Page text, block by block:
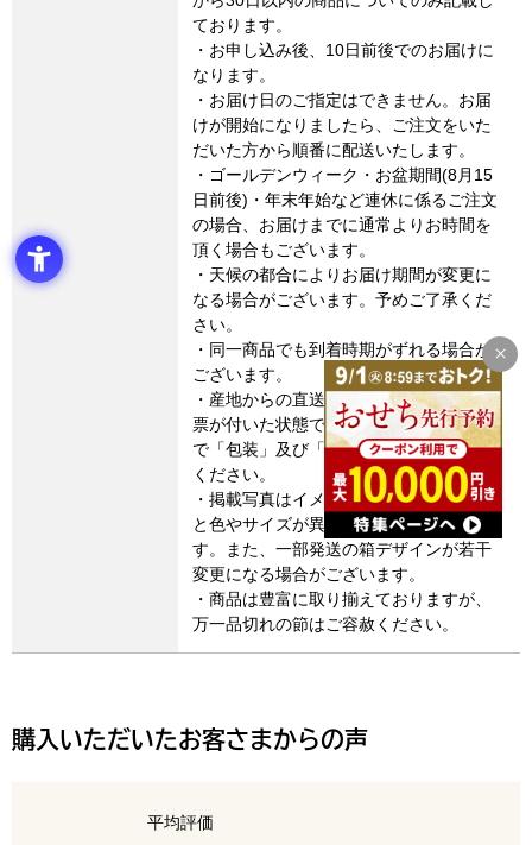
ております。
・お申し込み後、10日前後でのお届けに
なります。
・お届け日のご指定はできません。お届
けが開始になりましたら、ご注文をいた
だいた方から順番に配送いたします。
・ゴールデンウィーク・お盆期間(8月15
日前後)・年末年始など連休に係るご注文
の場合、お届けまでに通常よりお時間を
頂く場合もございます。
・天候の都合によりお届け期間が変更に
なる場合がございます。予めご了承くだ
さい。
・同一商品でも到着時期がずれる場合が
ございます。
・産地からの直送となります。外箱に伝
票が付いた状態でのお届けとなりますの
で「包装」及び「のし」の対応はご容赦
ください。
・掲載写真はイメージです。実際の商品
と色やサイズが異なる場合がございま
す。また、一部発送の箱デザインが若干
変更になる場合がございます。
・商品は豊富に取り揃えておりますが、
万一品切れの節はご容赦ください。
購入いただいたお客さまからの声
平均評価